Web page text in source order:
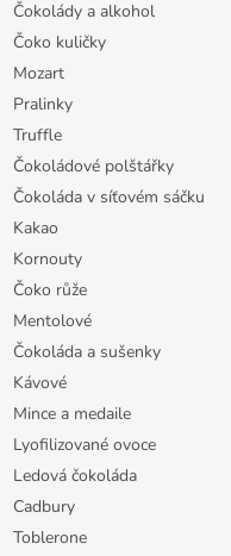
Čokolády a alkohol
Čoko kuličky
Mozart
Pralinky
Truffle
Čokoládové polštářky
Čokoláda v síťovém sáčku
Kakao
Kornouty
Čoko růže
Mentolové
Čokoláda a sušenky
Kávové
Mince a medaile
Lyofilizované ovoce
Ledová čokoláda
Cadbury
Toblerone